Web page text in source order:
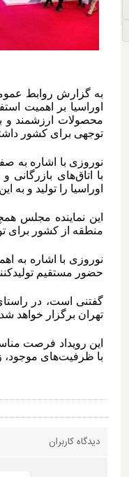
به گزارش روابط
اوراسیا بر اهمیت
محصولات ارزشمند و
توجهی برای کشور
نوروزی با اشاره به
با اتاق‌های
اوراسیا را تولید و به
این نماینده مجلس
منطقه از کشور برای
نوروزی با اشاره به
حضور مستقیم
گفتنی است، در راستای
تهران برگزار خواهد
این رویداد فرصت
با ظرفیت‌های موجود،
دیدگاه کاربران